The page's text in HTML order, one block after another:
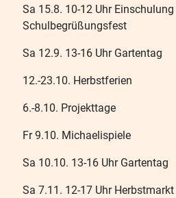
Sa 15.8. 10-12 Uhr Einschulung
Schulbegrüßungsfest
Sa 12.9. 13-16 Uhr Gartentag
12.-23.10. Herbstferien
6.-8.10. Projekttage
Fr 9.10. Michaelispiele
Sa 10.10. 13-16 Uhr Gartentag
Sa 7.11. 12-17 Uhr